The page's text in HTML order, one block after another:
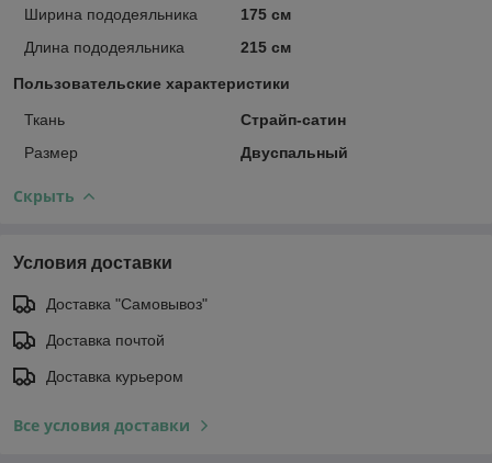
Ширина пододеяльника
175 см
Длина пододеяльника
215 см
Пользовательские характеристики
Ткань
Страйп-сатин
Размер
Двуспальный
Скрыть
Условия доставки
Доставка "Самовывоз"
Доставка почтой
Доставка курьером
Все условия доставки